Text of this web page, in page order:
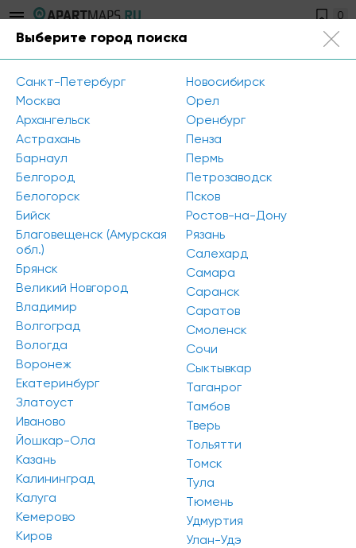
0
Главная/
апартаментов под ключ за 130 дней
ГК «Галс-Девелопмент" предлагает
чистовую отделку апартаментов под
ключ за 130 дней
Услуга оценена в примерно 42 000 рублей за кв.м. В
настоящее время услуга распространяется на
премиальный квартал "Искра-Парк" на престижном
Ленинградском проспекте (Москва). Впоследствии ее
планируют включить во все проекты.
Выберите город поиска
Санкт-Петербург
Москва
Архангельск
Астрахань
Барнаул
Белгород
Белогорск
Бийск
Благовещенск (Амурская
обл.)
Брянск
Великий Новгород
Владимир
Волгоград
Вологда
Воронеж
Екатеринбург
Златоуст
Иваново
Йошкар-Ола
Казань
Калининград
Калуга
Кемерово
Киров
Новосибирск
Орел
Оренбург
Пенза
Пермь
Петрозаводск
Псков
Ростов-на-Дону
Рязань
Салехард
Самара
Саранск
Саратов
Смоленск
Сочи
Сыктывкар
Таганрог
Тамбов
Тверь
Тольятти
Томск
Тула
Тюмень
Удмуртия
Улан-Удэ